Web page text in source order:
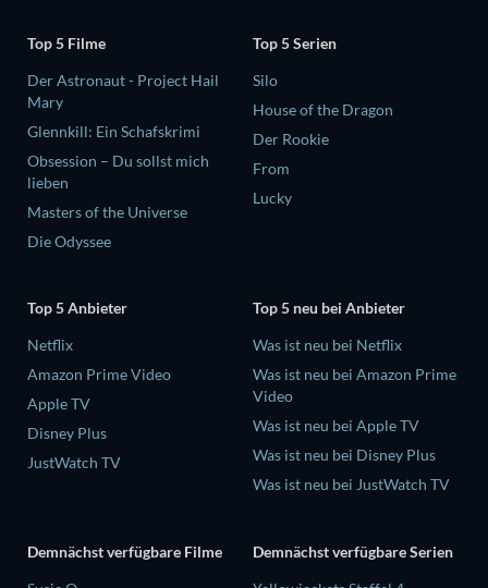
Top 5 Filme
Der Astronaut - Project Hail
Mary
Glennkill: Ein Schafskrimi
Obsession – Du sollst mich
lieben
Masters of the Universe
Die Odyssee
Top 5 Serien
Silo
House of the Dragon
Der Rookie
From
Lucky
Top 5 Anbieter
Netflix
Amazon Prime Video
Apple TV
Disney Plus
JustWatch TV
Top 5 neu bei Anbieter
Was ist neu bei Netflix
Was ist neu bei Amazon Prime
Video
Was ist neu bei Apple TV
Was ist neu bei Disney Plus
Was ist neu bei JustWatch TV
Demnächst verfügbare Filme
Demnächst verfügbare Serien